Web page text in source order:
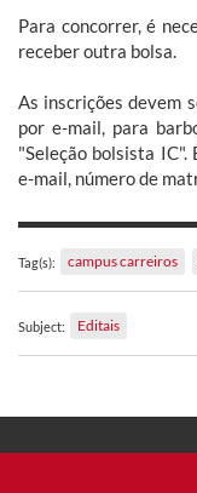
Para concorrer, é
receber outra bolsa.
As inscrições devem
por e-mail, para
"Seleção bolsista IC".
e-mail, número de
Tag(s): campus carreiros
Subject: Editais